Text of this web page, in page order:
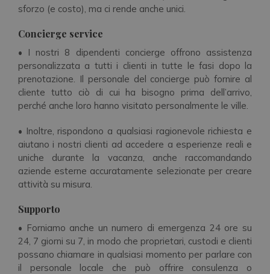
sforzo (e costo), ma ci rende anche unici.
Concierge service
• I nostri 8 dipendenti concierge offrono assistenza
personalizzata a tutti i clienti in tutte le fasi dopo la
prenotazione. Il personale del concierge può fornire al
cliente tutto ciò di cui ha bisogno prima dell’arrivo,
perché anche loro hanno visitato personalmente le ville.
• Inoltre, rispondono a qualsiasi ragionevole richiesta e
aiutano i nostri clienti ad accedere a esperienze reali e
uniche durante la vacanza, anche raccomandando
aziende esterne accuratamente selezionate per creare
attività su misura.
Supporto
• Forniamo anche un numero di emergenza 24 ore su
24, 7 giorni su 7, in modo che proprietari, custodi e clienti
possano chiamare in qualsiasi momento per parlare con
il personale locale che può offrire consulenza o